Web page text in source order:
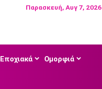
Παρασκευή, Αυγ 7, 2026
Εποχιακά Ομορφιά